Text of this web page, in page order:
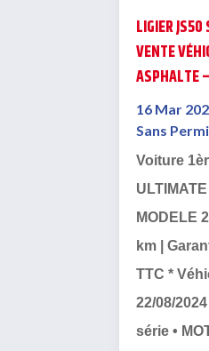
LIGIER
VENTE
ASPHALTE
16 Mar
Sans
Voiture
MODELE
km |
TTC *
22/08/
série •